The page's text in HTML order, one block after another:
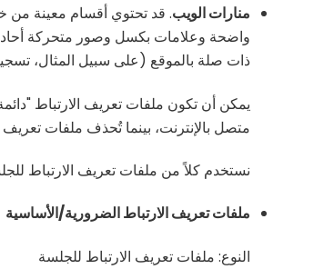
منارات الويب. قد تحتوي أقسام معينة من
واضحة وعلامات بكسل وصور متحركة
ذات صلة بالموقع (على سبيل المثال،
يمكن أن تكون ملفات تعريف الارتباط
متصل بالإنترنت، بينما تُحذف ملفات
نستخدم كلاً من ملفات تعريف الارتباط
ملفات تعريف الارتباط الضرورية/الأساسية
النوع: ملفات تعريف الارتباط للجلسة